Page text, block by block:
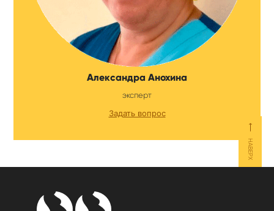
Александра Анохина
эксперт
Задать вопрос
⟵
НАВЕРХ